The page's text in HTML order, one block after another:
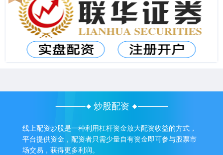
炒股配资
线上配资炒股是一种利用杠杆资金放大配资收益的方式，
平台提供资金，配资者只需少量自有资金即可参与股票市
场交易，获得更多利润。